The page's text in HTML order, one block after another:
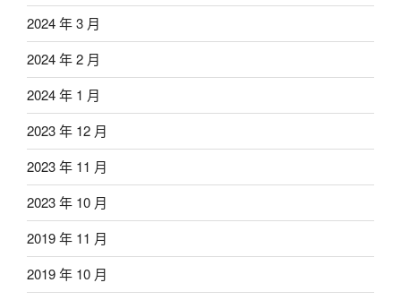
2024 年 3 月
2024 年 2 月
2024 年 1 月
2023 年 12 月
2023 年 11 月
2023 年 10 月
2019 年 11 月
2019 年 10 月